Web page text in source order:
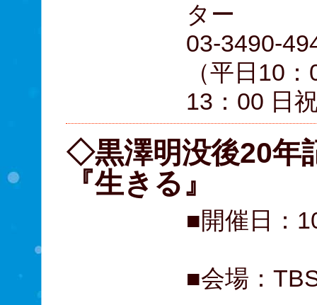
ター
03-3490-
（平日10
13：00 日
◇黒澤明没後20年
『生きる』
■開催日：
■会場：